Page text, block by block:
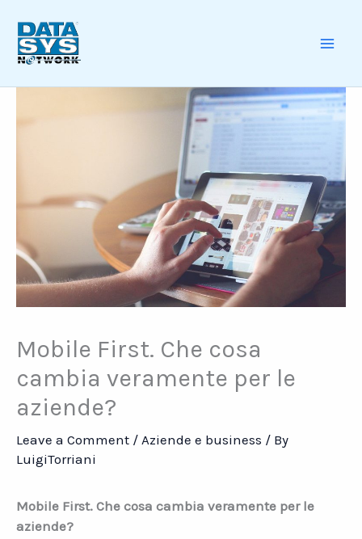
content
Mobile First. Che cosa
cambia veramente per le
aziende?
Leave a Comment / Aziende e business / By
LuigiTorriani
Mobile First. Che cosa cambia veramente per le
aziende?